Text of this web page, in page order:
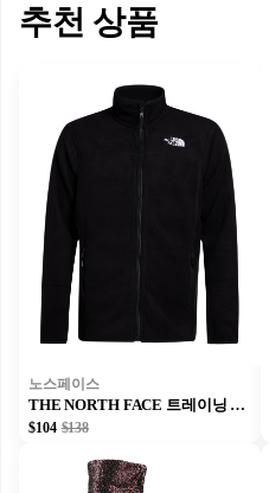
추천 상품
노스페이스
THE NORTH FACE 트레이닝 상의
$104 $138